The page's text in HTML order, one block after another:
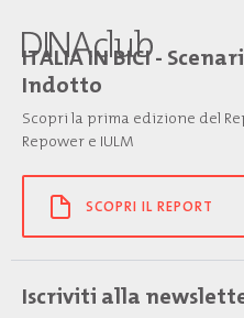
ITALIA IN BICI -
Indotto
Scopri la prima edizione del
Repower e IULM
SCOPRI IL REPORT
Iscriviti alla